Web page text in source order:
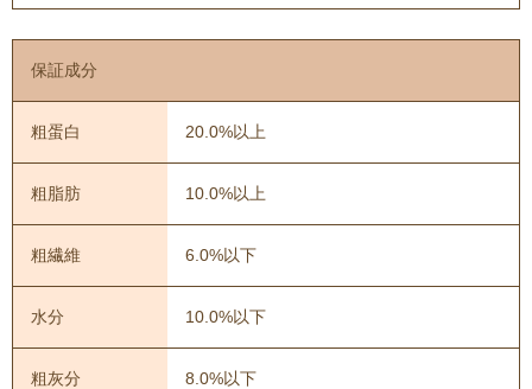
保証成分
粗蛋白 20.0%以上
粗脂肪 10.0%以上
粗繊維 6.0%以下
水分 10.0%以下
粗灰分 8.0%以下